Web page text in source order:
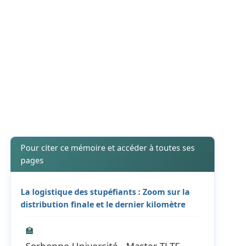
Pour citer ce mémoire et accéder à toutes ses
pages
La logistique des stupéfiants : Zoom sur la
distribution finale et le dernier kilomètre
🏫